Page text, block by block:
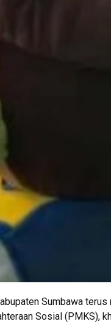
Sumbawa terus
Sosial (PMKS),